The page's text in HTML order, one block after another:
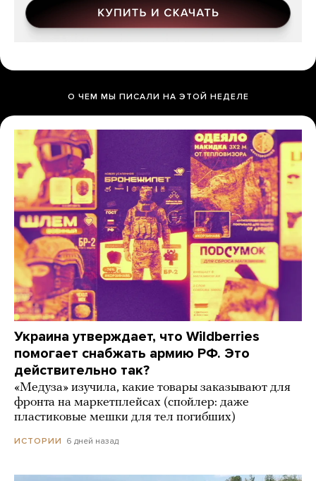
О ЧЕМ МЫ ПИСАЛИ НА ЭТОЙ НЕДЕЛЕ
Украина утверждает, что Wildberries
помогает снабжать армию РФ. Это
действительно так?
«Медуза» изучила, какие товары заказывают для
фронта на маркетплейсах (спойлер: даже
пластиковые мешки для тел погибших)
ИСТОРИИ 6 дней назад